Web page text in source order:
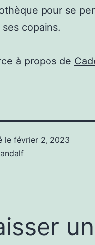
pour se
copains.
à propos de
le février 2, 2023